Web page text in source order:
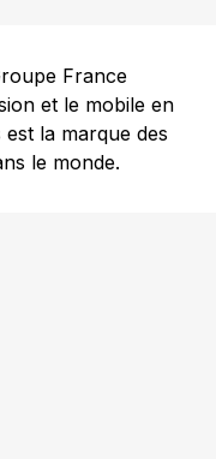
France
et le mobile en
la marque des
le monde.